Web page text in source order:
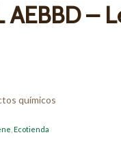
AEBBD –
químicos
,Ecotienda